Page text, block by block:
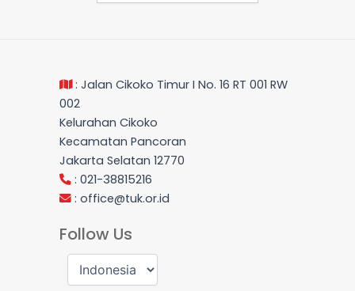
: Jalan Cikoko Timur I No. 16 RT 001 RW
002
Kelurahan Cikoko
Kecamatan Pancoran
Jakarta Selatan 12770
: 021-38815216
: office@tuk.or.id
Follow Us